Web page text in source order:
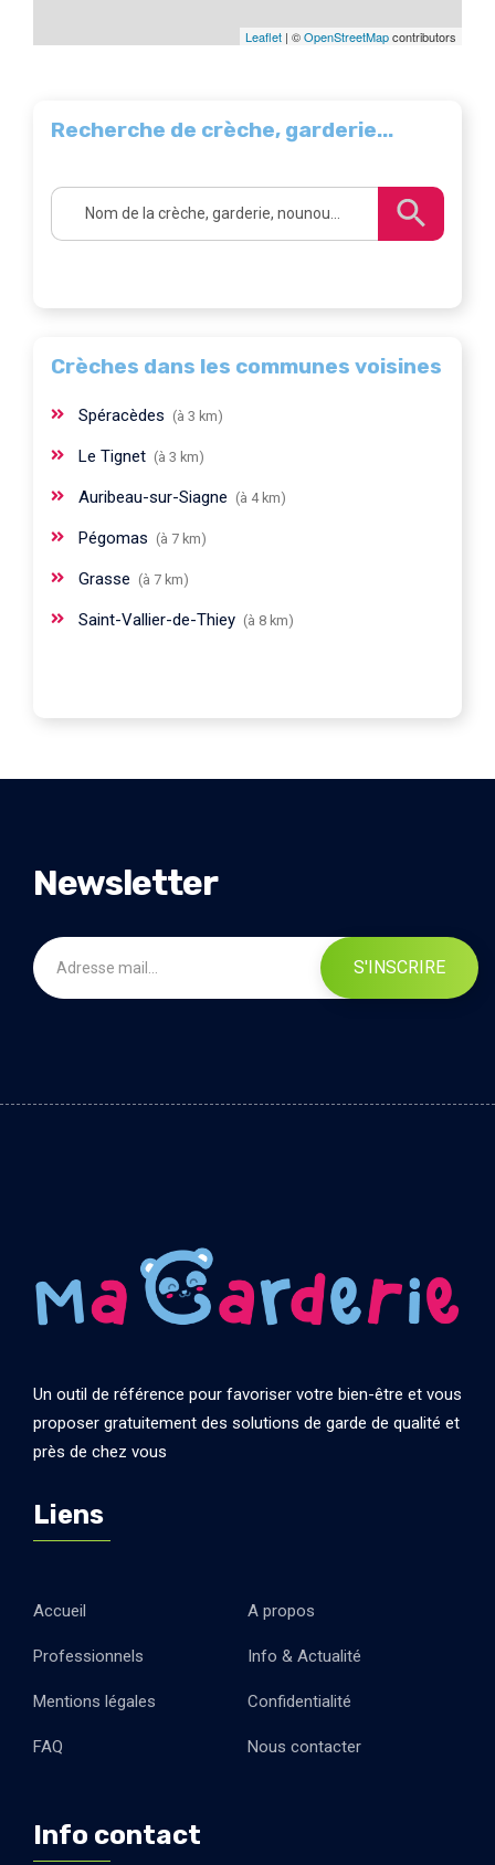
Leaflet | ©OpenStreetMapcontributors
Recherche de crèche, garderie...
Crèches dans les communes voisines
Spéracèdes (à 3 km)
Le Tignet (à 3 km)
Auribeau-sur-Siagne (à 4 km)
Pégomas (à 7 km)
Grasse (à 7 km)
Saint-Vallier-de-Thiey (à 8 km)
Newsletter
S'INSCRIRE
Un outil de référence pour favoriser votre bien-être et vous
proposer gratuitement des solutions de garde de qualité et
près de chez vous
Liens
Accueil A propos
Professionnels Info & Actualité
Mentions légales Confidentialité
FAQ Nous contacter
Info contact